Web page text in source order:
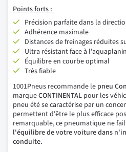
Points forts :
Précision parfaite dans la
Adhérence maximale
Distances de freinages réduites
Ultra résistant face à
Équilibre en courbe optimal
Très fiable
1001Pneus recommande le pneu
marqueCONTINENTAL pour les
pneu été se caractérise par un
permettent d'être le plus efficace
remarquable, ce pneumatique ne
l'équilibre de votre voiture dans
conduite.